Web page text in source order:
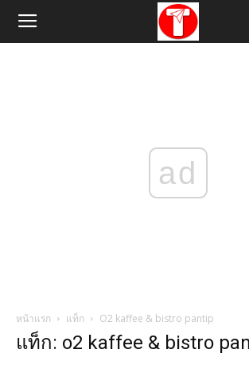
ad
หน้าแรก แท็ก O2 kaffee & bistro pantip
แท็ก: o2 kaffee & bistro